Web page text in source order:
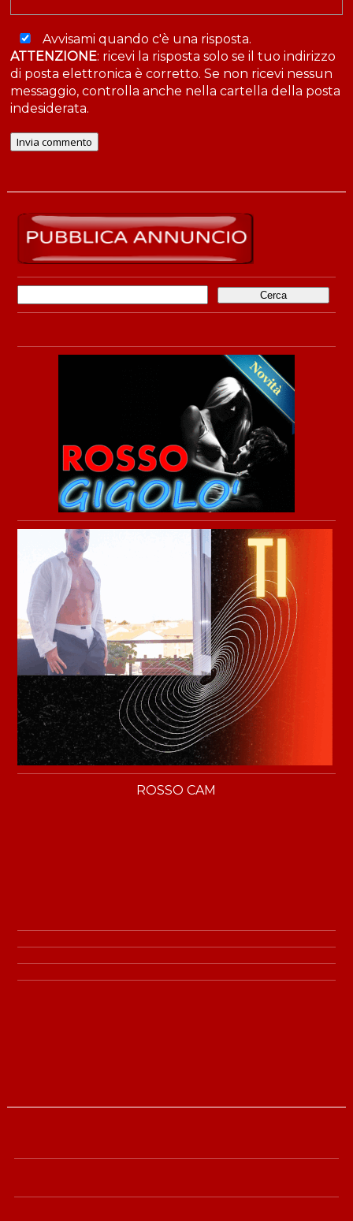
Avvisami quando c'è una risposta.
ATTENZIONE: ricevi la risposta solo se il tuo indirizzo
di posta elettronica è corretto. Se non ricevi nessun
messaggio, controlla anche nella cartella della posta
indesiderata.
per:
ROSSO CAM